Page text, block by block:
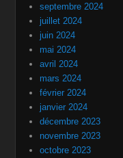
septembre 2024
juillet 2024
juin 2024
mai 2024
avril 2024
mars 2024
février 2024
janvier 2024
décembre 2023
novembre 2023
octobre 2023